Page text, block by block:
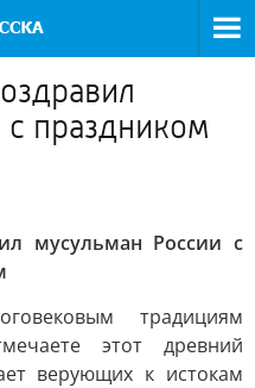
праздником
мусульман России с
традициям
этот древний
верующих к истокам